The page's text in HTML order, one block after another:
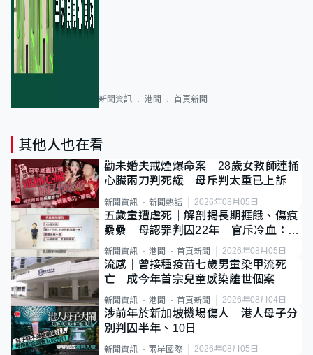
新聞資訊 港聞 首頁新聞
其他人也在看
勸未婚夫戒煙爆命案 28歲女教師連捅
心臟兩刀判死緩 母斥判太重已上訴
新聞資訊 新聞熱話 2026年08月05日
五歲童遭虐死｜解剖揭長期捱餓、傷痕
纍纍 母認罪判囚22年 官斥冷血：同
類案最惡劣
新聞資訊 港聞 首頁新聞 2026年08月05日
流感｜曾接種疫苗七歲男童染甲流死
亡 成今年首宗兒童感染離世個案
新聞資訊 港聞 首頁新聞 2026年08月04日
涉前年於新加坡機場傷人 港人母子分
別判囚半年、10日
新聞資訊 兩岸國際 2026年08月05日